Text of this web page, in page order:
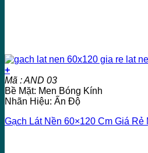
+
Mã : AND 03
Bề Mặt: Men Bóng Kính
Nhãn Hiệu: Ấn Độ
Gạch Lát Nền 60×120 Cm Giá Rẻ